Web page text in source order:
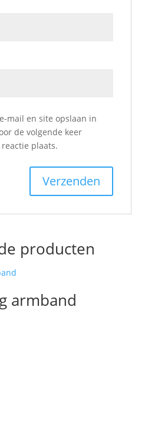
mail en site opslaan in
de volgende keer
plaats.
producten
armband